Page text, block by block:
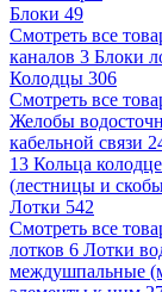
Блоки 49
Смотреть все
каналов 3 Блоки
Колодцы 306
Смотреть все
Желобы
кабельной связи
13 Кольца
(лестницы и
Лотки 542
Смотреть все
лотков 6 Лотки
междушпальные